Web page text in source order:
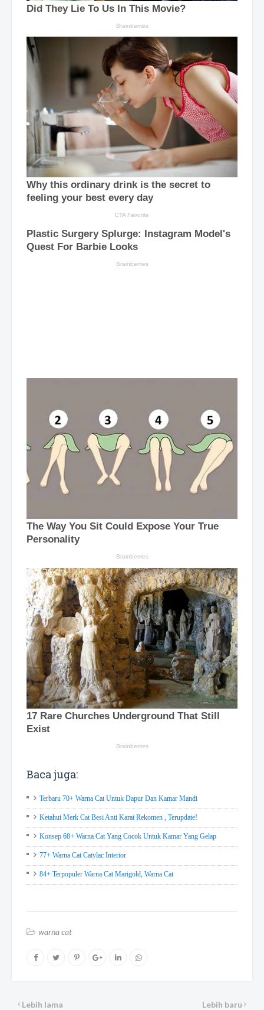
Baca juga:
Terbaru 70+ Warna Cat Untuk Dapur Dan Kamar Mandi
Ketahui Merk Cat Besi Anti Karat Rekomen , Terupdate!
Konsep 68+ Warna Cat Yang Cocok Untuk Kamar Yang Gelap
77+ Warna Cat Catylac Interior
84+ Terpopuler Warna Cat Marigold, Warna Cat
warna cat
Lebih baru
Lebih lama